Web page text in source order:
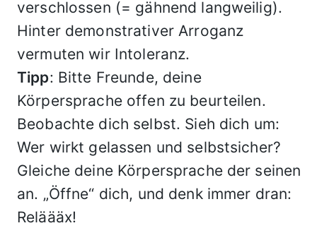
verschlossen (= gähnend langweilig).
Hinter demonstrativer Arroganz
vermuten wir Intoleranz.
Tipp: Bitte Freunde, deine
Körpersprache offen zu beurteilen.
Beobachte dich selbst. Sieh dich um:
Wer wirkt gelassen und selbstsicher?
Gleiche deine Körpersprache der seinen
an. „Öffne“ dich, und denk immer dran:
Reläääx!